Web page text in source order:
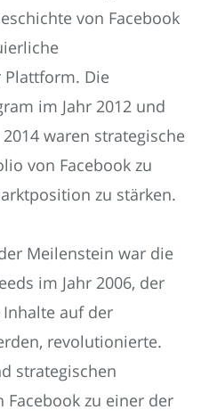
von Facebook
Die
im Jahr 2012 und
waren strategische
von Facebook zu
zu stärken.
Meilenstein war die
im Jahr 2006, der
auf der
revolutionierte.
strategischen
Facebook zu einer der